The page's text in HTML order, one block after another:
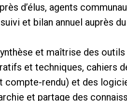
d’élus, agents
et bilan annuel auprès
et maîtrise des
et techniques, cahiers
compte-rendu) et des
et partage des